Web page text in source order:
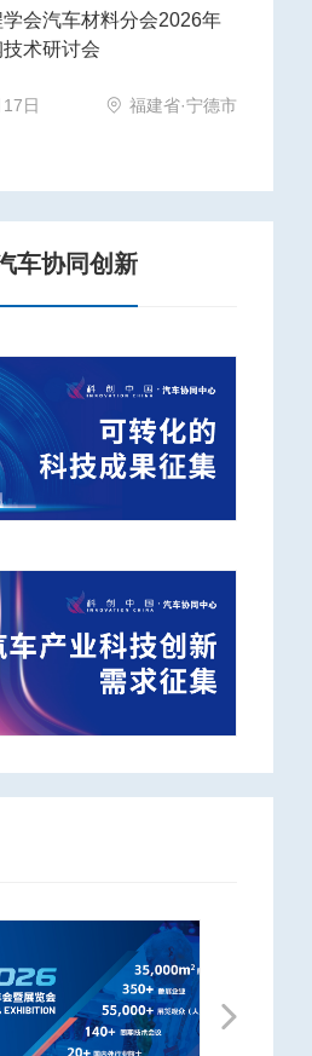
会汽车材料分会2026年
术研讨会
日 福建省·宁德市
车协同创新
Next